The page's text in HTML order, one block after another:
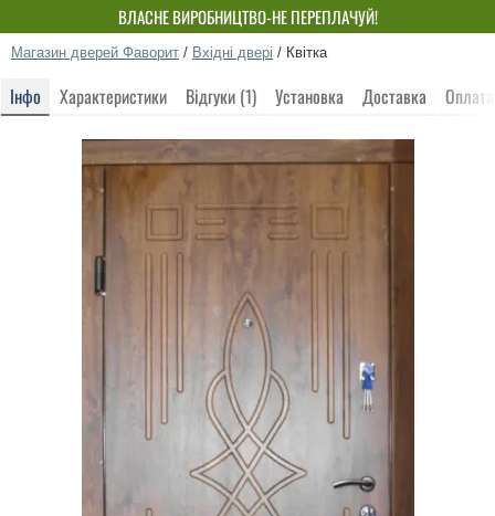
ВЛАСНЕ ВИРОБНИЦТВО-НЕ ПЕРЕПЛАЧУЙ!
Магазин дверей Фаворит / Вхідні двері / Квітка
Інфо Характеристики Відгуки (1) Установка Доставка Оплата